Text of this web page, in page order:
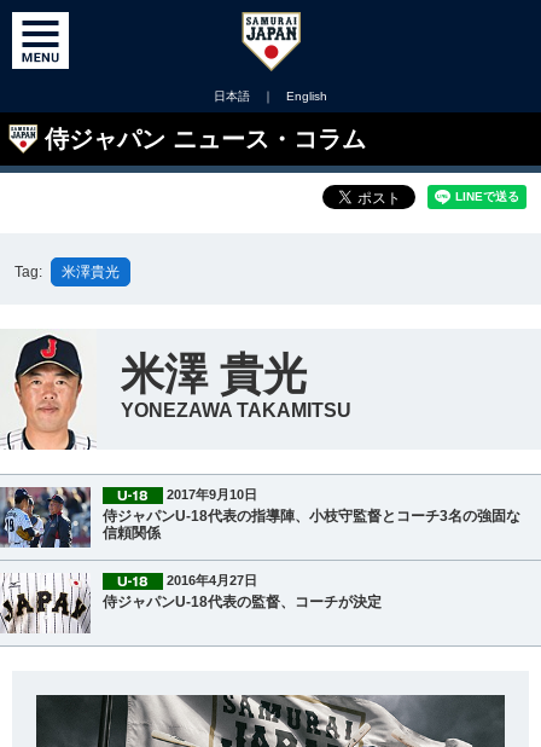
日本語 ｜ English
侍ジャパン ニュース・コラム
Tag: 米澤貴光
米澤 貴光
YONEZAWA TAKAMITSU
2017年9月10日
侍ジャパンU-18代表の指導陣、小枝守監督とコーチ3名の強固な
信頼関係
2016年4月27日
侍ジャパンU-18代表の監督、コーチが決定